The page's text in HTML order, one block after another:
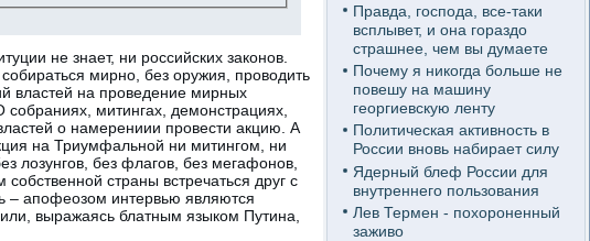
не знает, ни российских законов.
мирно, без оружия, проводить
властей на проведение мирных
митингах, демонстрациях,
о намерениии провести акцию. А
на Триумфальной ни митингом, ни
лозунгов, без флагов, без мегафонов,
страны встречаться друг с
– апофеозом интервью являются
выражаясь блатным языком Путина,
Правда, господа, все-таки
всплывет, и она гораздо
страшнее, чем вы думаете
Почему я никогда больше не
повешу на машину
георгиевскую ленту
Политическая активность в
России вновь набирает силу
Ядерный блеф России для
внутреннего пользования
Лев Термен - похороненный
заживо